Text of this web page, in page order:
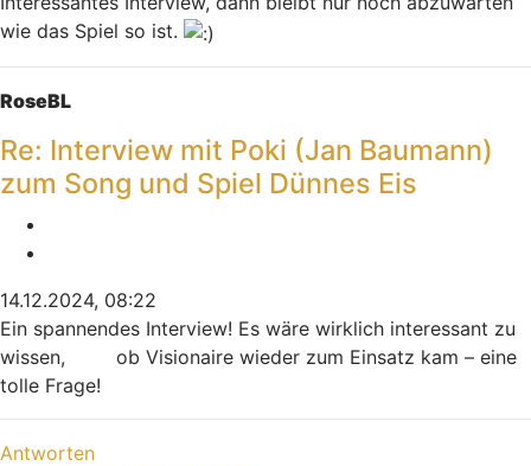
wie das Spiel so ist.
RoseBL
Re: Interview mit Poki (Jan Baumann)
zum Song und Spiel Dünnes Eis
14.12.2024, 08:22
Ein spannendes Interview! Es wäre wirklich interessant zu
wissen,
ob Visionaire wieder zum Einsatz kam – eine
tolle Frage!
Antworten